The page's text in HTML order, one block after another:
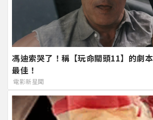
馮迪索哭了！稱【玩命關頭11】的劇
最佳！
電影新星聞